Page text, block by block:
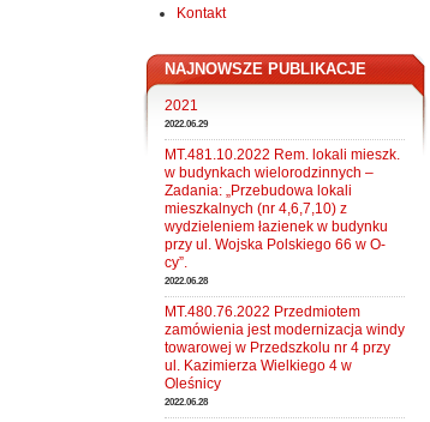
Kontakt
NAJNOWSZE PUBLIKACJE
2021
2022.06.29
MT.481.10.2022 Rem. lokali mieszk.
w budynkach wielorodzinnych –
Zadania: „Przebudowa lokali
mieszkalnych (nr 4,6,7,10) z
wydzieleniem łazienek w budynku
przy ul. Wojska Polskiego 66 w O-
cy”.
2022.06.28
MT.480.76.2022 Przedmiotem
zamówienia jest modernizacja windy
towarowej w Przedszkolu nr 4 przy
ul. Kazimierza Wielkiego 4 w
Oleśnicy
2022.06.28